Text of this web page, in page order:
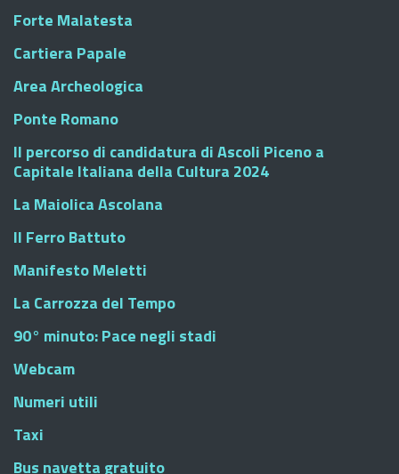
Forte Malatesta
Cartiera Papale
Area Archeologica
Ponte Romano
Il percorso di candidatura di Ascoli Piceno a
Capitale Italiana della Cultura 2024
La Maiolica Ascolana
Il Ferro Battuto
Manifesto Meletti
La Carrozza del Tempo
90° minuto: Pace negli stadi
Webcam
Numeri utili
Taxi
Bus navetta gratuito